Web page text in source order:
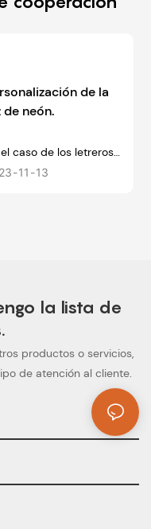
de la
de neón.
el caso de los letreros
personalizados,
la tira de luz,
el proceso
damos
y planos
finales y
fue producido y
11 13
la lista de
productos o servicios,
de atención al cliente.